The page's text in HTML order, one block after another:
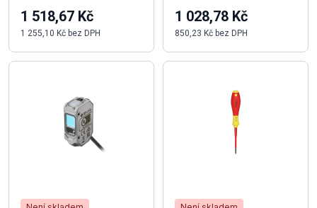
1 518,67 Kč
1 255,10 Kč bez DPH
1 028,78 Kč
850,23 Kč bez DPH